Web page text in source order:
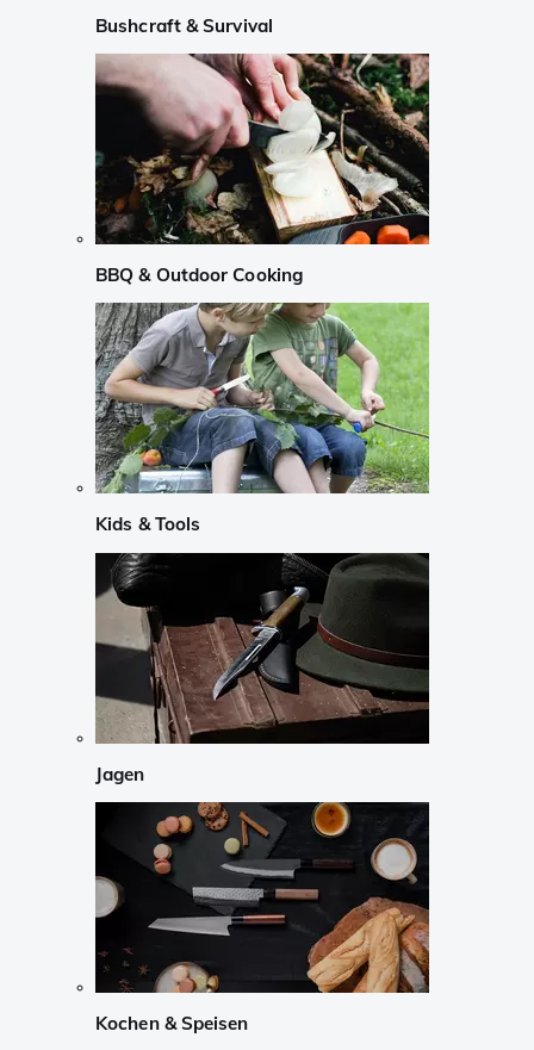
Bushcraft & Survival
BBQ & Outdoor Cooking
Kids & Tools
Jagen
Kochen & Speisen